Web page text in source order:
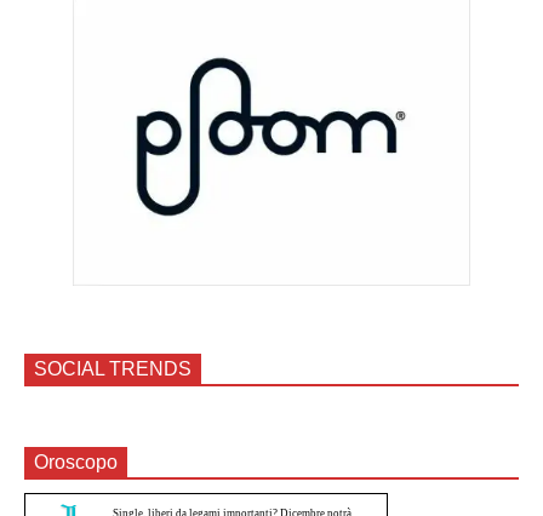
SOCIAL TRENDS
Oroscopo